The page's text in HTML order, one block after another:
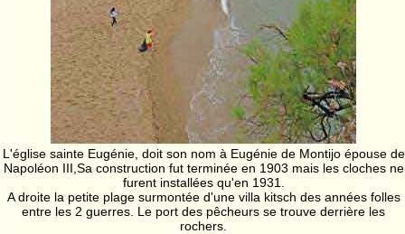
L'église sainte Eugénie, doit son nom à Eugénie de Montijo épouse de
Napoléon III,Sa construction fut terminée en 1903 mais les cloches ne
furent installées qu'en 1931.
A droite la petite plage surmontée d'une villa kitsch des années folles
entre les 2 guerres. Le port des pêcheurs se trouve derrière les
rochers.